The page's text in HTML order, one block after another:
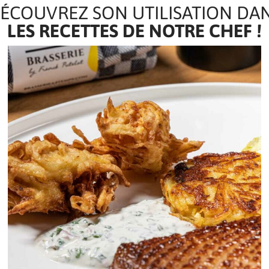
SON UTILISATION
LES RECETTES DE NOTRE CHEF !